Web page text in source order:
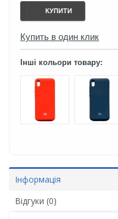
КУПИТИ
Купить в один клик
Інші кольори товару:
Інформація
Відгуки (0)